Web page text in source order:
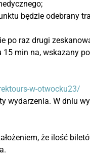
będzie odebrany
po raz drugi
min na, wskazany
w-otwocku23/
wydarzenia. W dniu
że ilość